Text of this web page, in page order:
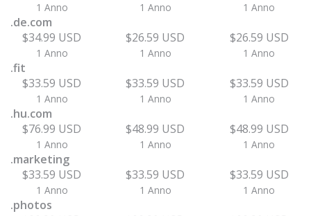
1 Anno 1 Anno 1 Anno
.de.com
$34.99 USD
1 Anno
$26.59 USD
1 Anno
$26.59 USD
1 Anno
.fit
$33.59 USD
1 Anno
$33.59 USD
1 Anno
$33.59 USD
1 Anno
.hu.com
$76.99 USD
1 Anno
$48.99 USD
1 Anno
$48.99 USD
1 Anno
.marketing
$33.59 USD
1 Anno
$33.59 USD
1 Anno
$33.59 USD
1 Anno
.photos